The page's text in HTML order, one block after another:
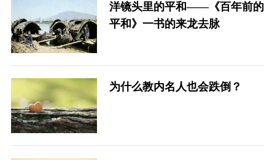
洋镜头里的平和——《百年前的
平和》一书的来龙去脉
为什么教内名人也会跌倒？